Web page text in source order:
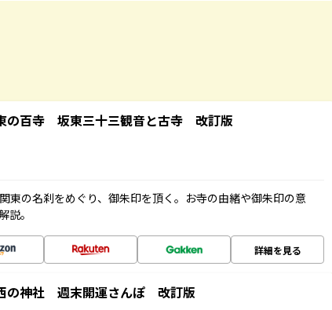
の百寺 坂東三十三観音と古寺 改訂版
東の名刹をめぐり、御朱印を頂く。お寺の由緒や御朱印の意
説。
詳細を見る
の神社 週末開運さんぽ 改訂版